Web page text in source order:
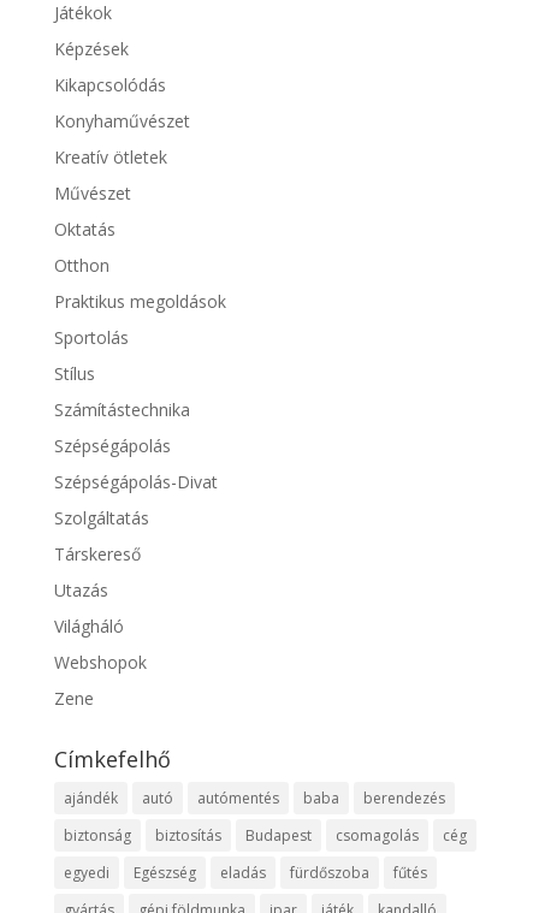
Játékok
Képzések
Kikapcsolódás
Konyhaművészet
Kreatív ötletek
Művészet
Oktatás
Otthon
Praktikus megoldások
Sportolás
Stílus
Számítástechnika
Szépségápolás
Szépségápolás-Divat
Szolgáltatás
Társkereső
Utazás
Világháló
Webshopok
Zene
Címkefelhő
ajándék autó autómentés baba
berendezés
biztonság
biztosítás Budapest csomagolás
cég
egyedi
Egészség eladás fürdőszoba
fűtés